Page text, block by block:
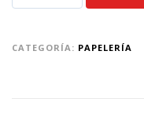
CATEGORÍA: PAPELERÍA